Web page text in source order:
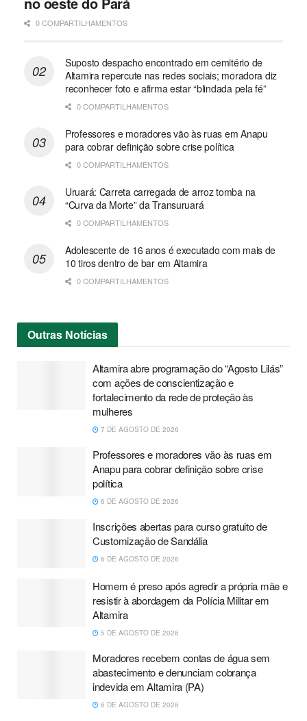
0 COMPARTILHAMENTOS
Suposto despacho encontrado em cemitério de
Altamira repercute nas redes sociais; moradora diz
reconhecer foto e afirma estar “blindada pela fé”
0 COMPARTILHAMENTOS
Professores e moradores vão às ruas em Anapu
para cobrar definição sobre crise política
0 COMPARTILHAMENTOS
Uruará: Carreta carregada de arroz tomba na
“Curva da Morte” da Transuruará
0 COMPARTILHAMENTOS
Adolescente de 16 anos é executado com mais de
10 tiros dentro de bar em Altamira
0 COMPARTILHAMENTOS
Outras Notícias
Altamira abre programação do “Agosto Lilás”
com ações de conscientização e
fortalecimento da rede de proteção às
mulheres
7 DE AGOSTO DE 2026
Professores e moradores vão às ruas em
Anapu para cobrar definição sobre crise
política
6 DE AGOSTO DE 2026
Inscrições abertas para curso gratuito de
Customização de Sandália
6 DE AGOSTO DE 2026
Homem é preso após agredir a própria mãe e
resistir à abordagem da Polícia Militar em
Altamira
5 DE AGOSTO DE 2026
Moradores recebem contas de água sem
abastecimento e denunciam cobrança
indevida em Altamira (PA)
6 DE AGOSTO DE 2026